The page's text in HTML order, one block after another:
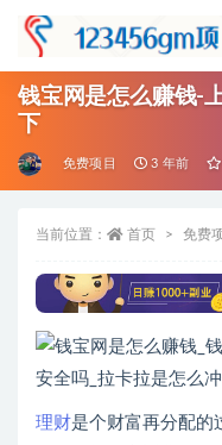
钱宝网是怎么赚钱-
下
免费项目 3 年前
当前位置： 首页 免费
理财是个财富再分配的